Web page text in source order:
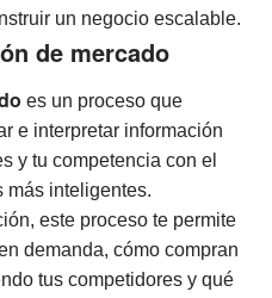
un negocio escalable.
de mercado
es un proceso que
e interpretar información
y tu competencia con el
más inteligentes.
este proceso te permite
demanda, cómo compran
tus competidores y qué